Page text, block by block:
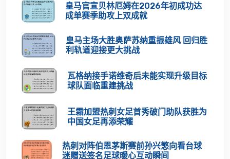
皇马官宣贝林厄姆在2026年初成功达
成单赛季助攻上双成就
皇马主场大胜奥萨苏纳重振雄风 回归胜
利轨道迎接更大挑战
瓦格纳接手诺维奇后未能实现升级目标
球队面临重建挑战
王霜加盟热刺女足首秀破门助队获胜为
中国女足再添荣耀
热刺对阵伯恩茅斯赛前孙兴慜向看台球
迷赠送签名足球暖心互动瞬间